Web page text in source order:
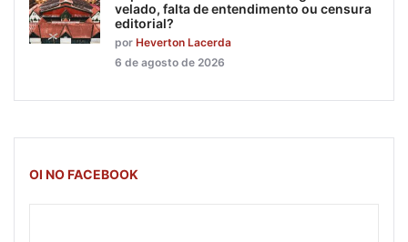
velado, falta de entendimento ou censura
editorial?
por Heverton Lacerda
6 de agosto de 2026
OI NO FACEBOOK